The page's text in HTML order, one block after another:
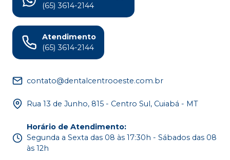
(65) 3614-2144
Atendimento
(65) 3614-2144
contato@dentalcentrooeste.com.br
Rua 13 de Junho, 815 - Centro Sul, Cuiabá - MT
Horário de Atendimento:
Segunda a Sexta das 08 às 17:30h - Sábados das 08
às 12h